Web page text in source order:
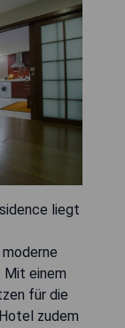
liegt
einem
für die
zudem